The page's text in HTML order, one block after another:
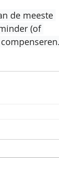
de meeste
(of